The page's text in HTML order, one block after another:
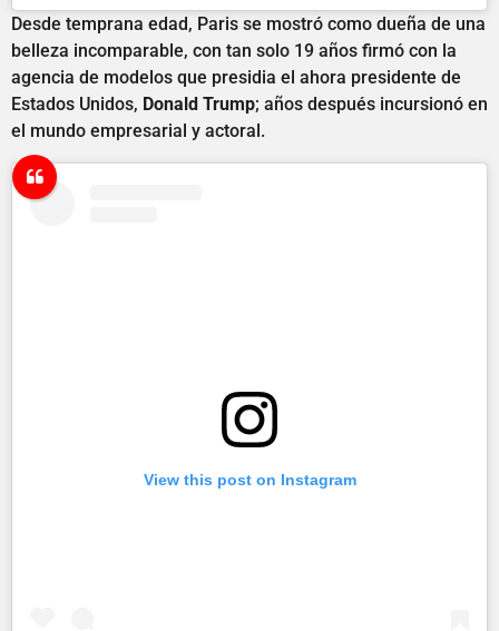
Desde temprana edad, Paris se mostró como dueña de una
belleza incomparable, con tan solo 19 años firmó con la
agencia de modelos que presidia el ahora presidente de
Estados Unidos, Donald Trump; años después incursionó en
el mundo empresarial y actoral.
View this post on Instagram